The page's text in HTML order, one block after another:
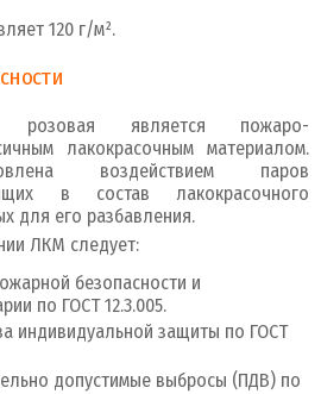
120 г/м².
розовая является пожаро-
лакокрасочным материалом.
воздействием паров
в состав лакокрасочного
для его разбавления.
ЛКМ следует:
безопасности и
по ГОСТ 12.3.005.
индивидуальной защиты по ГОСТ
допустимые выбросы (ПДВ) по